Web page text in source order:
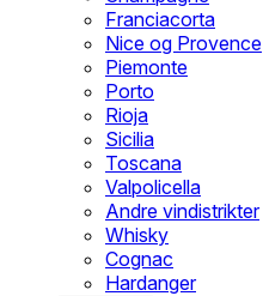
Franciacorta
Nice og Provence
Piemonte
Porto
Rioja
Sicilia
Toscana
Valpolicella
Andre vindistrikter
Whisky
Cognac
Hardanger